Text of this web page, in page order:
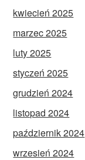
kwiecień 2025
marzec 2025
luty 2025
styczeń 2025
grudzień 2024
listopad 2024
październik 2024
wrzesień 2024